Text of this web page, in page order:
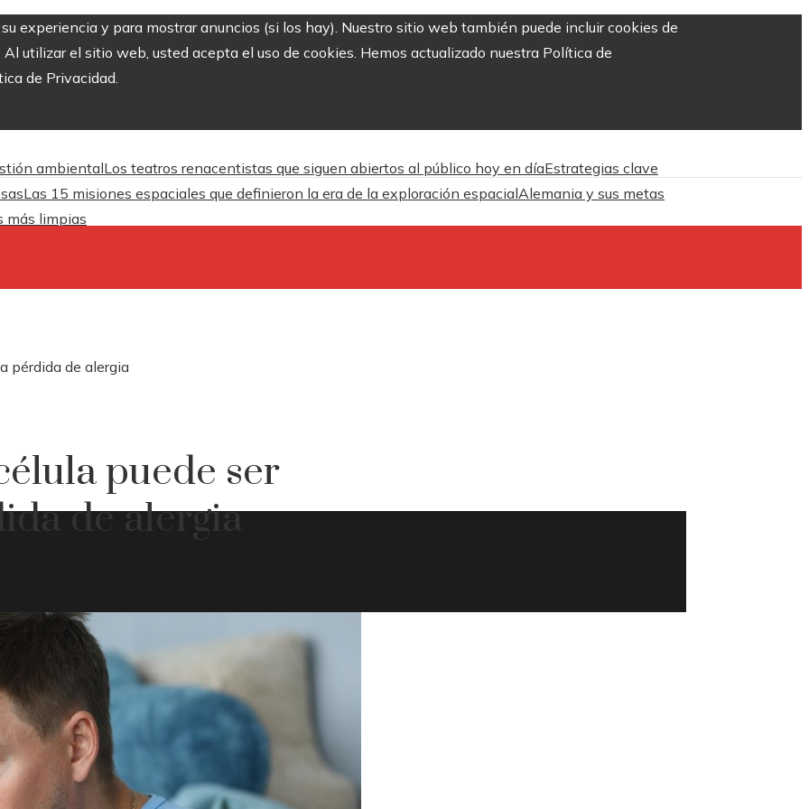
experiencia y para mostrar anuncios (si los hay). Nuestro sitio web también puede incluir cookies de
utilizar el sitio web, usted acepta el uso de cookies. Hemos actualizado nuestra Política de
de Privacidad.
ambientalLos teatros renacentistas que siguen abiertos al público hoy en díaEstrategias clave
Las 15 misiones espaciales que definieron la era de la exploración espacialAlemania y sus metas
más limpias
pérdida de alergia
puede ser
de alergia